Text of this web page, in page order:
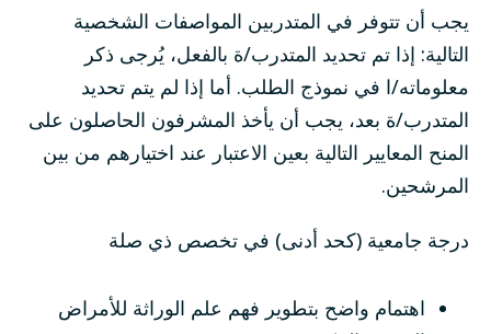
يجب أن تتوفر في المتدربين المواصفات الشخصية
التالية: إذا تم تحديد المتدرب/ة بالفعل، يُرجى ذكر
معلوماته/ا في نموذج الطلب. أما إذا لم يتم تحديد
المتدرب/ة بعد، يجب أن يأخذ المشرفون الحاصلون على
المنح المعايير التالية بعين الاعتبار عند اختيارهم من بين
المرشحين.
درجة جامعية (كحد أدنى) في تخصص ذي صلة
اهتمام واضح بتطوير فهم علم الوراثة للأمراض